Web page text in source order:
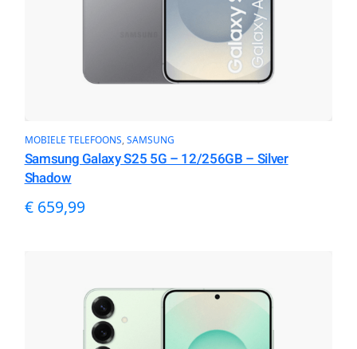
MOBIELE TELEFOONS, SAMSUNG
Samsung Galaxy S25 5G – 12/256GB – Silver
Shadow
€659,99